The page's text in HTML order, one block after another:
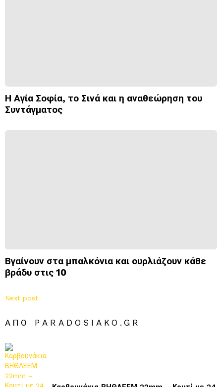
Η Αγία Σοφία, το Σινά και η αναθεώρηση του
Συντάγματος
Βγαίνουν στα μπαλκόνια και ουρλιάζουν κάθε
βράδυ στις 10
Next post
ΑΠΌ PARADOSIAKO.GR